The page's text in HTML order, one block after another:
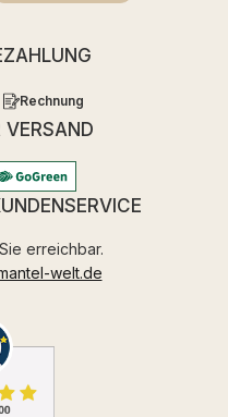
Rechnung
VERSAND
erreichbar.
welt.de